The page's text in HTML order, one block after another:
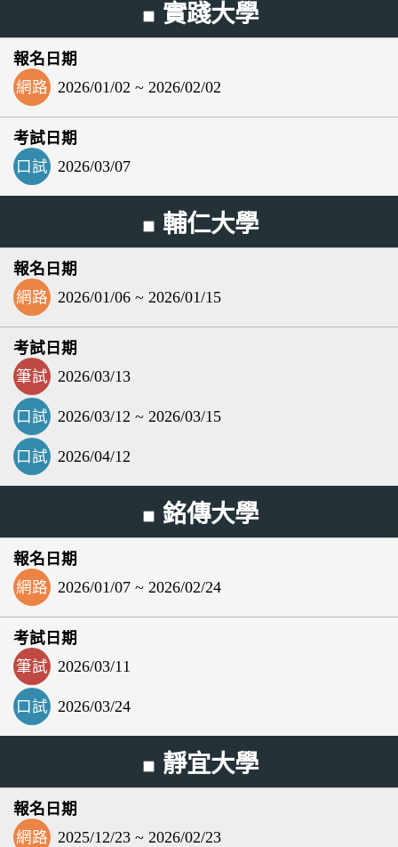
實踐大學
網路 2026/01/02 ~ 2026/02/02
口試 2026/03/07
輔仁大學
網路 2026/01/06 ~ 2026/01/15
筆試 2026/03/13
口試 2026/03/12 ~ 2026/03/15
口試 2026/04/12
銘傳大學
網路 2026/01/07 ~ 2026/02/24
筆試 2026/03/11
口試 2026/03/24
靜宜大學
網路 2025/12/23 ~ 2026/02/23